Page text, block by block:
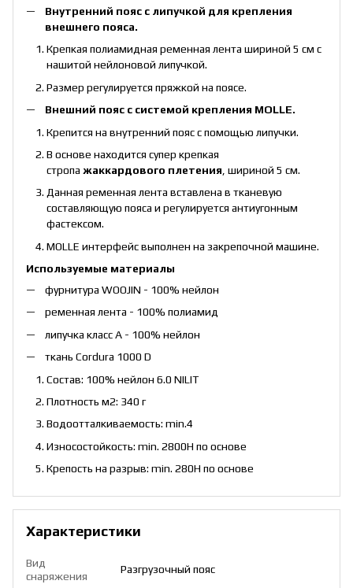
Внутренний пояс с липучкой для крепления
внешнего пояса.
Крепкая полиамидная ременная лента шириной 5 см с
нашитой нейлоновой липучкой.
Размер регулируется пряжкой на поясе.
Внешний пояс с системой крепления MOLLE.
Крепится на внутренний пояс с помощью липучки.
В основе находится супер крепкая
стропа жаккардового плетения , шириной 5 см.
Данная ременная лента вставлена в тканевую
составляющую пояса и регулируется антиугонным
фастексом.
MOLLE интерфейс выполнен на закрепочной машине.
Используемые материалы
фурнитура WOOJIN - 100% нейлон
ременная лента - 100% полиамид
липучка класс А - 100% нейлон
ткань Cordura 1000 D
Состав: 100% нейлон 6.0 NILIT
Плотность м2: 340 г
Водоотталкиваемость: min.4
Износостойкость: min. 2800H по основе
Крепость на разрыв: min. 280H по основе
Характеристики
Вид
снаряжения
Разгрузочный пояс